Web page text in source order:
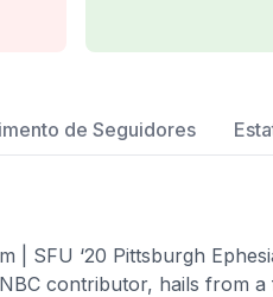
de Seguidores
| SFU ‘20 Pittsburgh
contributor, hails from